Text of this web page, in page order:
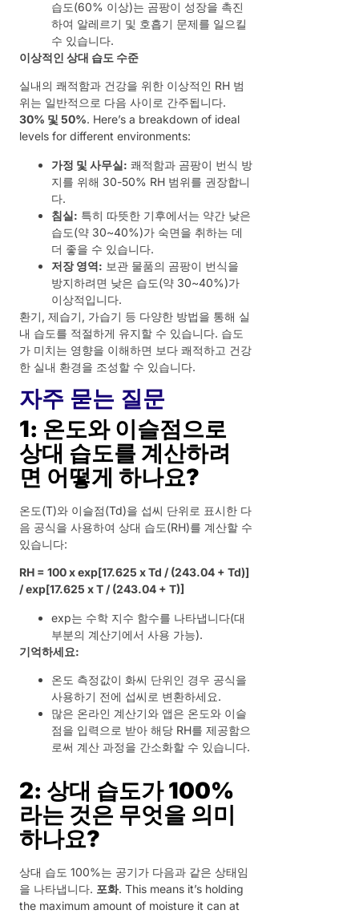
습도(60% 이상)는 곰팡이 성장을 촉진
하여 알레르기 및 호흡기 문제를 일으킬
수 있습니다.
이상적인 상대 습도 수준
실내의 쾌적함과 건강을 위한 이상적인 RH 범
위는 일반적으로 다음 사이로 간주됩니다.
30% 및 50%. Here’s a breakdown of ideal
levels for different environments:
가정 및 사무실: 쾌적함과 곰팡이 번식 방
지를 위해 30-50% RH 범위를 권장합니
다.
침실: 특히 따뜻한 기후에서는 약간 낮은
습도(약 30~40%)가 숙면을 취하는 데
더 좋을 수 있습니다.
저장 영역: 보관 물품의 곰팡이 번식을
방지하려면 낮은 습도(약 30~40%)가
이상적입니다.
환기, 제습기, 가습기 등 다양한 방법을 통해 실
내 습도를 적절하게 유지할 수 있습니다. 습도
가 미치는 영향을 이해하면 보다 쾌적하고 건강
한 실내 환경을 조성할 수 있습니다.
자주 묻는 질문
1: 온도와 이슬점으로
상대 습도를 계산하려
면 어떻게 하나요?
온도(T)와 이슬점(Td)을 섭씨 단위로 표시한 다
음 공식을 사용하여 상대 습도(RH)를 계산할 수
있습니다:
RH = 100 x exp[17.625 x Td / (243.04 + Td)]
/ exp[17.625 x T / (243.04 + T)]
exp는 수학 지수 함수를 나타냅니다(대
부분의 계산기에서 사용 가능).
기억하세요:
온도 측정값이 화씨 단위인 경우 공식을
사용하기 전에 섭씨로 변환하세요.
많은 온라인 계산기와 앱은 온도와 이슬
점을 입력으로 받아 해당 RH를 제공함으
로써 계산 과정을 간소화할 수 있습니다.
2: 상대 습도가 100%
라는 것은 무엇을 의미
하나요?
상대 습도 100%는 공기가 다음과 같은 상태임
을 나타냅니다. 포화. This means it’s holding
the maximum amount of moisture it can at